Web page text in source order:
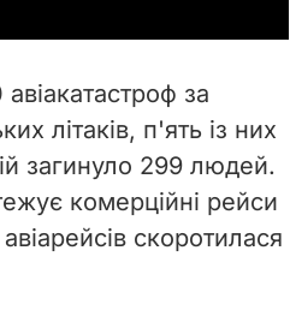
за
літаків, п'ять із них
загинуло 299 людей.
комерційні рейси
скоротилася